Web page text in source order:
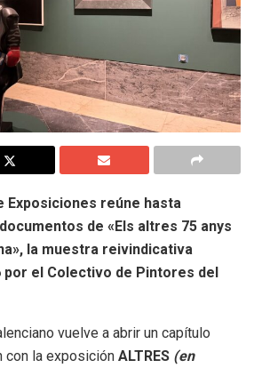
Exposiciones reúne hasta
de «Els altres 75 anys
la muestra reivindicativa
por el Colectivo de Pintores del
vuelve a abrir un capítulo
con la exposición ALTRES (en